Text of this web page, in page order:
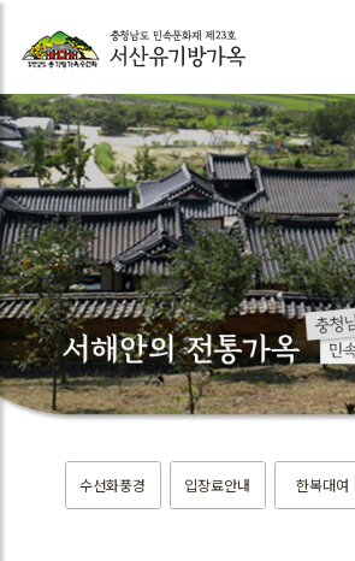
수선화풍경 입장료안내 한복대여